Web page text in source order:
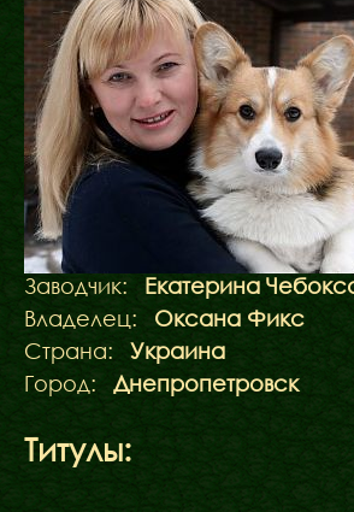
Заводчик:
Екатерина
Владелец:
Оксана Фикс
Страна:
Украина
Город:
Днепропетровск
Титулы: